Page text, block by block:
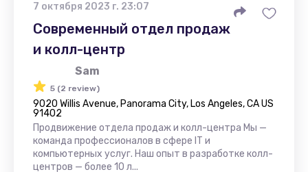
7 октября 2023 г. 23:07
Современный отдел продаж
и колл-центр
Sam
5 (2 review)
9020 Willis Avenue, Panorama City, Los Angeles, CA US
91402
Продвижение отдела продаж и колл-центра Мы —
команда профессионалов в сфере IT и
компьютерных услуг. Наш опыт в разработке колл-
центров — более 10 л...